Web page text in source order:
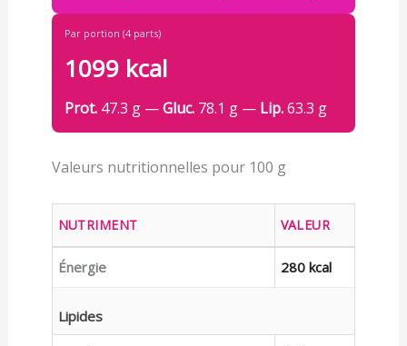
Par portion (4 parts)
1099 kcal
Prot.47.3 g —Gluc.78.1 g — Lip.63.3 g
Valeurs nutritionnelles pour 100 g
NUTRIMENT VALEUR
Énergie 280 kcal
Lipides